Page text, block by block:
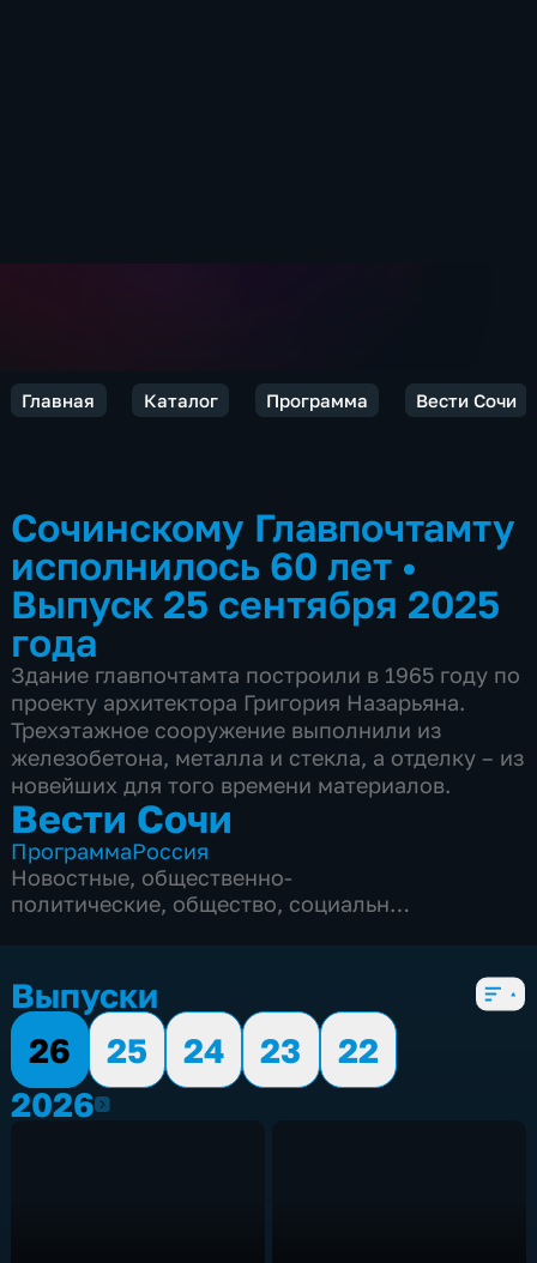
Главная Каталог Программа Вести Сочи
Сочинскому Главпочтамту
исполнилось 60 лет •
Выпуск 25 сентября 2025
года
Здание главпочтамта построили в 1965 году по
проекту архитектора Григория Назарьяна.
Трехэтажное сооружение выполнили из
железобетона, металла и стекла, а отделку – из
новейших для того времени материалов.
Вести Сочи
ПрограммаРоссия
Новостные, общественно-
политические, общество, социально-
Выпуски
26
25 24 23
22
20262026